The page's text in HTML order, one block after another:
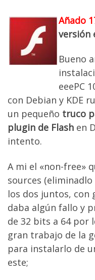
Añado
versión
Bueno
eeePC
con Debian y KDE
un pequeño truco
plugin de Flash en
intento.
A mi el «non-free»
sources
los dos juntos, con
daba algún fallo y
de 32 bits a 64 por
gran trabajo de la
para instalarlo de
este;